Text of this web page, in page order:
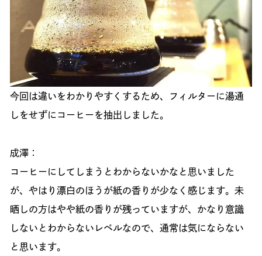
今回は違いをわかりやすくするため、フィルターに湯通
しをせずにコーヒーを抽出しました。
成澤：
コーヒーにしてしまうとわからないかなと思いました
が、やはり漂白のほうが紙の香りが少なく感じます。未
晒しの方はやや紙の香りが残っていますが、かなり意識
しないとわからないレベルなので、通常は気にならない
と思います。